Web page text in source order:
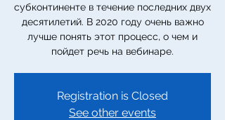
субконтиненте в течение последних двух
десятилетий. В 2020 году очень важно
лучше понять этот процесс, о чем и
пойдет речь на вебинаре.
Registration is Closed
See other events